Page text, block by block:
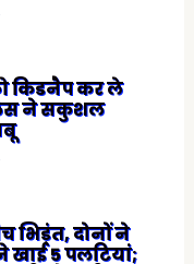
किडनैप कर ले
ने सकुशल
भिड़ंत, दोनों ने
खाई 5 पलटियां;